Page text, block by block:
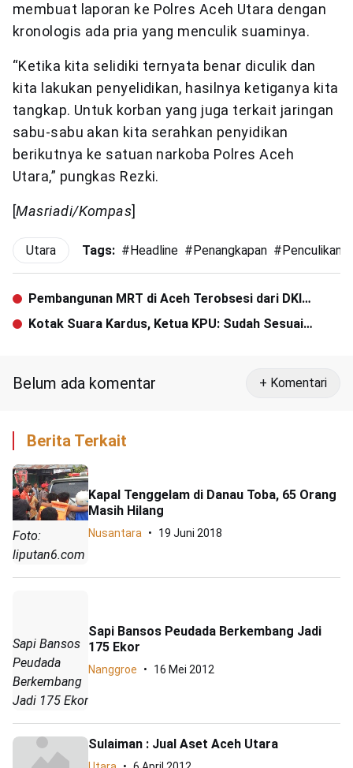
membuat laporan ke Polres Aceh Utara dengan
kronologis ada pria yang menculik suaminya.
“Ketika kita selidiki ternyata benar diculik dan
kita lakukan penyelidikan, hasilnya ketiganya kita
tangkap. Untuk korban yang juga terkait jaringan
sabu-sabu akan kita serahkan penyidikan
berikutnya ke satuan narkoba Polres Aceh
Utara,” pungkas Rezki.
[Masriadi/Kompas]
Utara Tags: #Headline #Penangkapan #Penculikan
Pembangunan MRT di Aceh Terobsesi dari DKI
Jakarta
Kotak Suara Kardus, Ketua KPU: Sudah Sesuai
Belum ada komentar + Komentari
Berita Terkait
Foto:
liputan6.com
Kapal Tenggelam di Danau Toba, 65 Orang
Masih Hilang
Nusantara 19 Juni 2018
Sapi Bansos
Peudada
Berkembang
Jadi 175 Ekor
Sapi Bansos Peudada Berkembang Jadi
175 Ekor
Nanggroe 16 Mei 2012
Sulaiman : Jual Aset Aceh Utara